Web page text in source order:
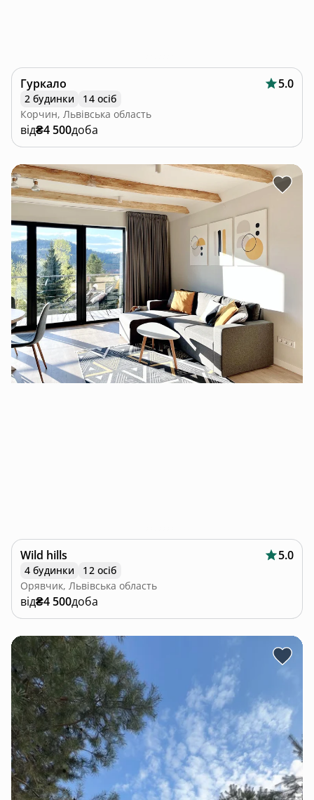
Гуркало 5.0
2 будинки
14 осіб
Корчин, Львівська область
від₴4 500доба
Wild hills 5.0
4 будинки
12 осіб
Орявчик, Львівська область
від₴4 500доба